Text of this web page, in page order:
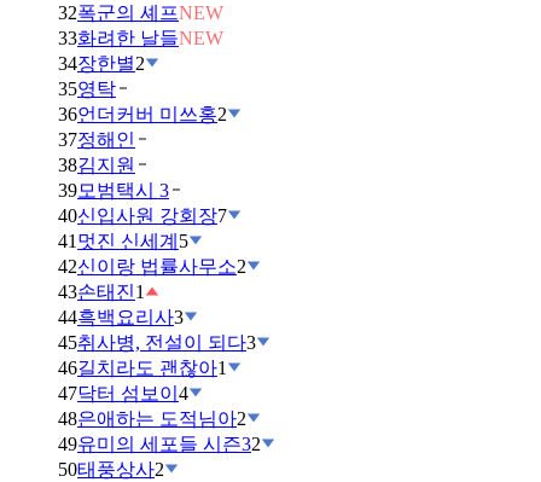
32폭군의 셰프NEW
33화려한 날들NEW
34장한별2
35영탁
36언더커버 미쓰홍2
37정해인
38김지원
39모범택시 3
40신입사원 강회장7
41 멋진 신세계 5
42신이랑 법률사무소2
43손태진1
44흑백요리사3
45취사병, 전설이 되다3
46길치라도 괜찮아1
47닥터 섬보이 4
48은애하는 도적님아2
49유미의 세포들 시즌32
50태풍상사2